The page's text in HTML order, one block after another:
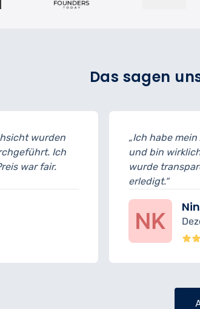
Das sagen
wurden
Ich
war fair.
„Ich habe
und bin
wurde
erledigt.“